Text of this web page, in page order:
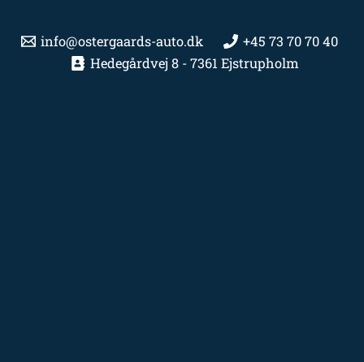
info@ostergaards-auto.dk
+45 73 70 70 40
Hedegårdvej 8 - 7361 Ejstrupholm